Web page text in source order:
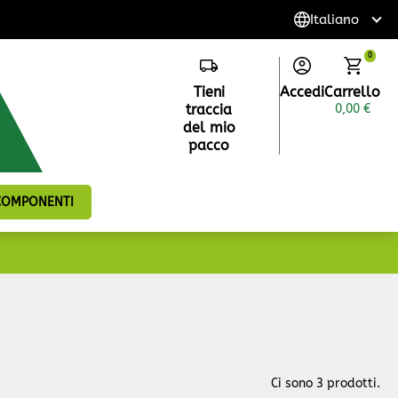
Tieni
traccia
del mio
pacco
AccediCarrello
0
0,00 €
Ci sono 3 prodotti.